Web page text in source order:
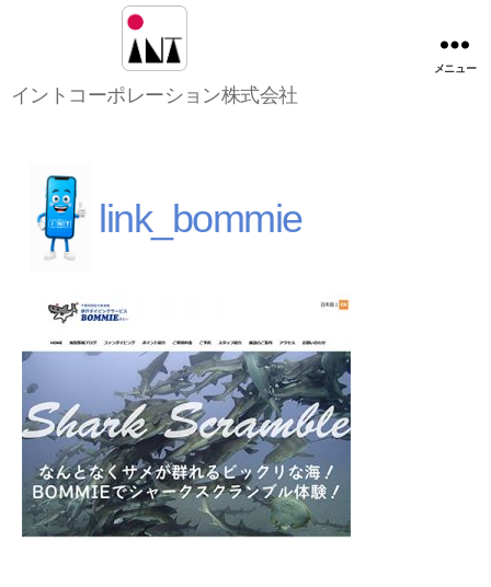
ン
レ
株
式
会
社
イントコーポレーション株式会社
メニュー
link_bommie